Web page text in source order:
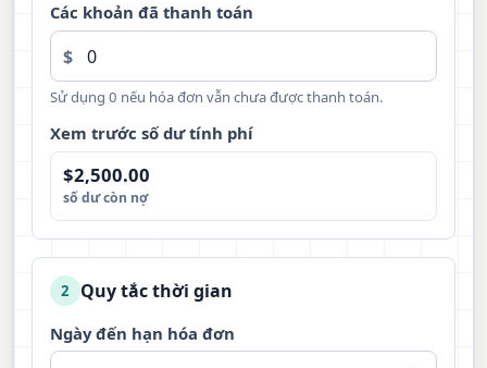
Các khoản đã thanh toán
$
Sử dụng 0 nếu hóa đơn vẫn chưa được thanh toán.
Xem trước số dư tính phí
$2,500.00
số dư còn nợ
2 Quy tắc thời gian
Ngày đến hạn hóa đơn